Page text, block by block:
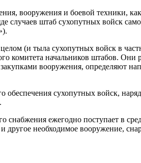
вооружения и боевой техники,
штаб сухопутных войск
(и тыла сухопутных войск в
комитета начальников штабов.
вооружения, определяют
обеспечения сухопутных войск,
снабжения ежегодно поступает в
необходимое вооружение,